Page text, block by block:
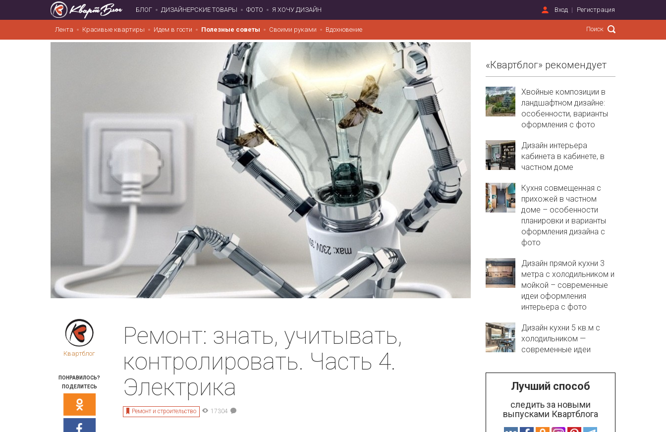
БЛОГ ДИЗАЙНЕРСКИЕ ТОВАРЫ ФОТО Я ХОЧУ ДИЗАЙН Вход Регистрация
Лента Красивые квартиры Идем в гости Полезные советы Своими руками Вдохновение
Квартблог
ПОНРАВИЛОСЬ?
ПОДЕЛИТЕСЬ
Ремонт: знать, учитывать,
контролировать. Часть 4.
Электрика
Ремонт и строительство 17304
«Квартблог» рекомендует
Хвойные композиции в
ландшафтном дизайне:
особенности, варианты
оформления с фото
Дизайн интерьера
кабинета в кабинете, в
частном доме
Кухня совмещенная с
прихожей в частном
доме – особенности
планировки и варианты
оформления дизайна с
фото
Дизайн прямой кухни 3
метра с холодильником и
мойкой – современные
идеи оформления
интерьера с фото
Дизайн кухни 5 кв.м с
холодильником —
современные идеи
Лучший способ
следить за новыми
выпусками Квартблога